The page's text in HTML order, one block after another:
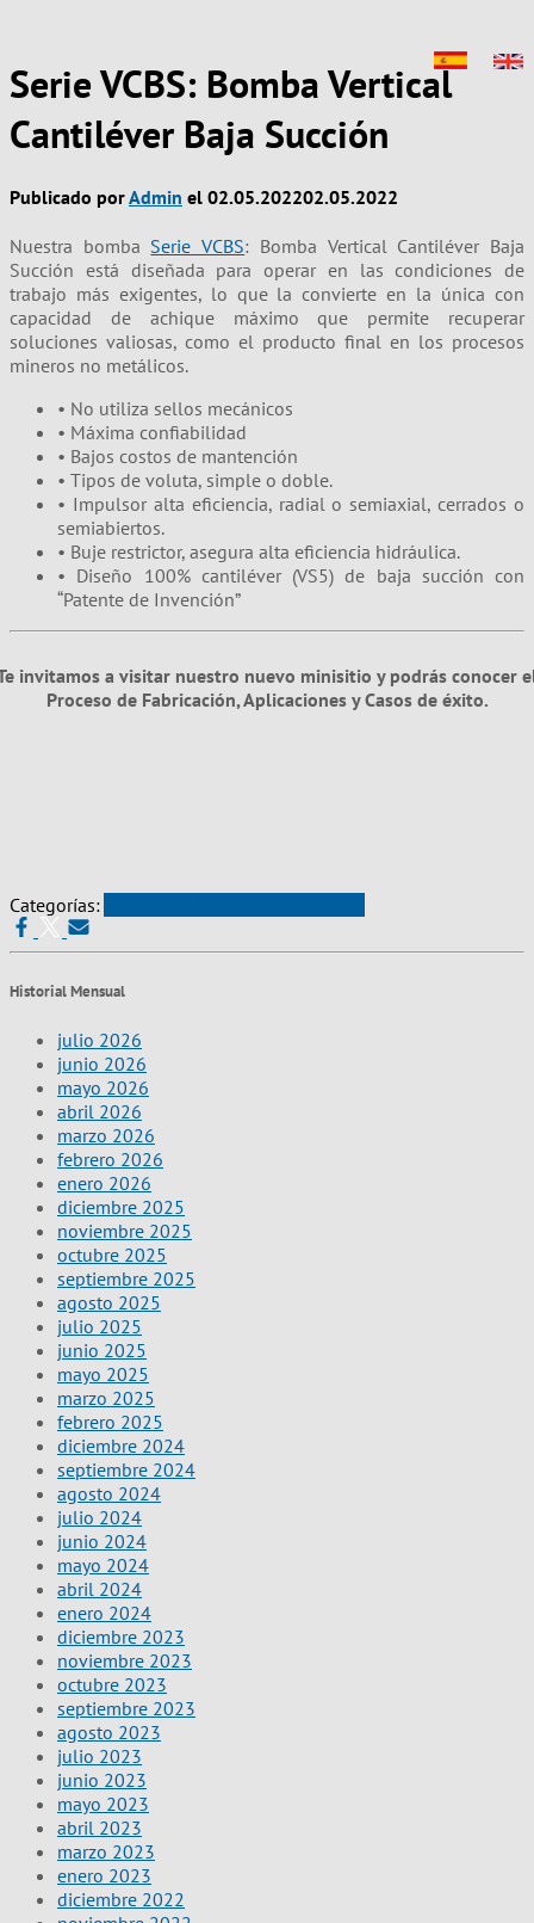
Serie VCBS: Bomba Vertical
Cantiléver Baja Succión
Publicado porAdmin el 02.05.202202.05.2022
Nuestra bomba Serie VCBS: Bomba Vertical Cantiléver Baja
Succión está diseñada para operar en las condiciones de
trabajo más exigentes, lo que la convierte en la única con
capacidad de achique máximo que permite recuperar
soluciones valiosas, como el producto final en los procesos
mineros no metálicos.
• No utiliza sellos mecánicos
• Máxima confiabilidad
• Bajos costos de mantención
• Tipos de voluta, simple o doble.
• Impulsor alta eficiencia, radial o semiaxial, cerrados o
semiabiertos.
• Buje restrictor, asegura alta eficiencia hidráulica.
• Diseño 100% cantiléver (VS5) de baja succión con
“Patente de Invención”
invitamos a visitar nuestro nuevo minisitio y podrás conocer
Proceso de Fabricación, Aplicaciones y Casos de éxito.
Categorías:
Historial Mensual
julio 2026
junio 2026
mayo 2026
abril 2026
marzo 2026
febrero 2026
enero 2026
diciembre 2025
noviembre 2025
octubre 2025
septiembre 2025
agosto 2025
julio 2025
junio 2025
mayo 2025
marzo 2025
febrero 2025
diciembre 2024
septiembre 2024
agosto 2024
julio 2024
junio 2024
mayo 2024
abril 2024
enero 2024
diciembre 2023
noviembre 2023
octubre 2023
septiembre 2023
agosto 2023
julio 2023
junio 2023
mayo 2023
abril 2023
marzo 2023
enero 2023
diciembre 2022